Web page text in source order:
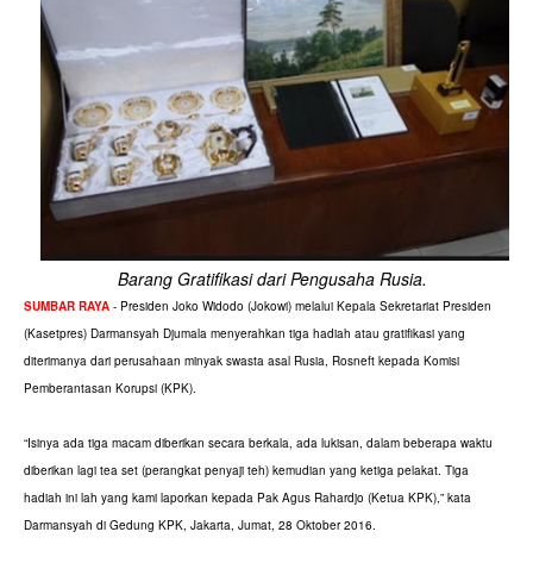
Barang Gratifikasi dari Pengusaha Rusia.
SUMBAR RAYA - Presiden Joko Widodo (Jokowi) melalui Kepala Sekretariat Presiden
(Kasetpres) Darmansyah Djumala menyerahkan tiga hadiah atau gratifikasi yang
diterimanya dari perusahaan minyak swasta asal Rusia, Rosneft kepada Komisi
Pemberantasan Korupsi (KPK).
“Isinya ada tiga macam diberikan secara berkala, ada lukisan, dalam beberapa waktu
diberikan lagi tea set (perangkat penyaji teh) kemudian yang ketiga pelakat. Tiga
hadiah ini lah yang kami laporkan kepada Pak Agus Rahardjo (Ketua KPK),” kata
Darmansyah di Gedung KPK, Jakarta, Jumat, 28 Oktober 2016.